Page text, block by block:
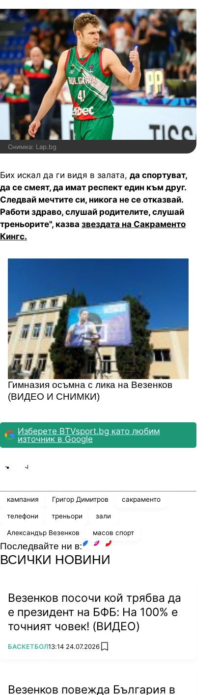
Снимка: Lap.bg
Бих искал да ги видя в залата, да спортуват,
да се смеят, да имат респект един към друг.
Следвай мечтите си, никога не се отказвай.
Работи здраво, слушай родителите, слушай
треньорите", казва звездата на Сакраменто
Кингс.
Гимназия осъмна с лика на Везенков
(ВИДЕО И СНИМКИ)
Изберете BTVsport.bg като любим
източник в Google
кампания Григор Димитров сакраменто
телефони треньори зали
Александър Везенков масов спорт
Последвайте ни в:
ВСИЧКИ НОВИНИ
Везенков посочи кой трябва да
е президент на БФБ: На 100% е
точният човек! (ВИДЕО)
ПОВЕЧЕ ОТ
БАСКЕТБОЛ13:14 24.07.2026 add favorites
Везенков повежда България в